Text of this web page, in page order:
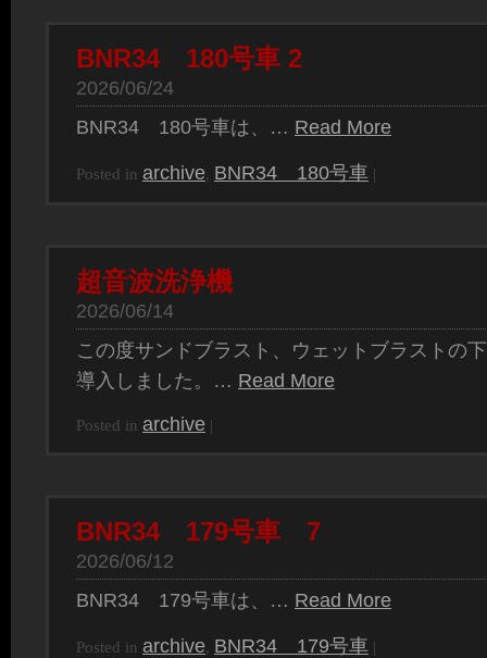
BNR34 180号車 2
2026/06/24
BNR34 180号車は、… Read More
Posted in archive, BNR34 180号車 |
超音波洗浄機
2026/06/14
この度サンドブラスト、ウェットブラストの
導入しました。… Read More
Posted in archive |
BNR34 179号車 7
2026/06/12
BNR34 179号車は、… Read More
Posted in archive, BNR34 179号車 |